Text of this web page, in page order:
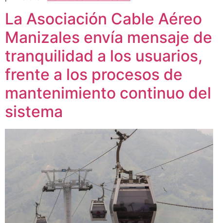
La Asociación Cable Aéreo
Manizales envía mensaje de
tranquilidad a los usuarios,
frente a los procesos de
mantenimiento continuo del
sistema